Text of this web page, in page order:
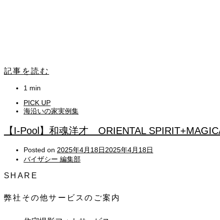
記事を読む
1 min
PICK UP
海沿いの家実例集
【I-Pool】和魂洋才 ORIENTAL
Posted on 2025年4月18日2025年4月18日
バイザシー 編集部
SHARE
弊社その他サービスのご案内